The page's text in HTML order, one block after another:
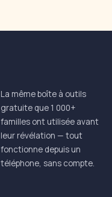
La même boîte à outils
gratuite que 1 000+
familles ont utilisée avant
leur révélation — tout
fonctionne depuis un
téléphone, sans compte.